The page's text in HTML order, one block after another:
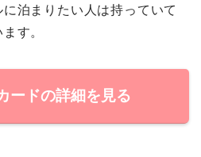
泊まりたい人は持っていて
す。
ードの詳細を見る